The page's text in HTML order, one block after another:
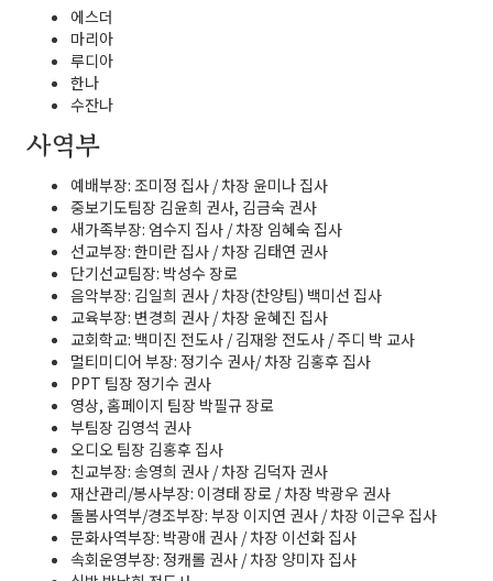
에스더
마리아
루디아
한나
수잔나
사역부
예배부장: 조미정 집사 / 차장 윤미나 집사
중보기도팀장 김윤희 권사, 김금숙 권사
새가족부장: 엄수지 집사 / 차장 임혜숙 집사
선교부장: 한미란 집사 / 차장 김태연 권사
단기선교팀장: 박성수 장로
음악부장: 김일희 권사 / 차장(찬양팀) 백미선 집사
교육부장: 변경희 권사 / 차장 윤혜진 집사
교회학교: 백미진 전도사 / 김재왕 전도사 / 주디 박 교사
멀티미디어 부장: 정기수 권사/ 차장 김홍후 집사
PPT 팀장 정기수 권사
영상, 홈페이지 팀장 박필규 장로
부팀장 김영석 권사
오디오 팀장 김홍후 집사
친교부장: 송영희 권사 / 차장 김덕자 권사
재산관리/봉사부장: 이경태 장로 / 차장 박광우 권사
돌봄사역부/경조부장: 부장 이지연 권사 / 차장 이근우 집사
문화사역부장: 박광애 권사 / 차장 이선화 집사
속회운영부장: 정캐롤 권사 / 차장 양미자 집사